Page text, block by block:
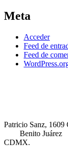
Meta
Acceder
Feed de
Feed de
Patricio Sanz,
Benito
CDMX.